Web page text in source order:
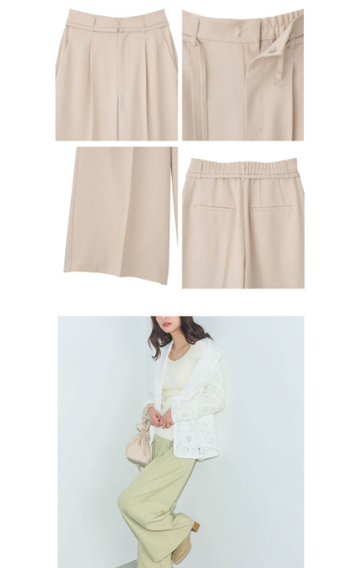
の同意を得ればAFTEEをご利用いただけます。
個人情報の処理、利用について疑問がある、または関連する法律の権利を
行使したい場合は、ネットプロテクションズ
cs_tw@netprotections.co.jp
にご連絡ください。上記に示した個人情報を、必要な購入注文書とあわせ
てAFTEEにご提供いただく、またはAFTEEにあなたの個人情報の収集、処